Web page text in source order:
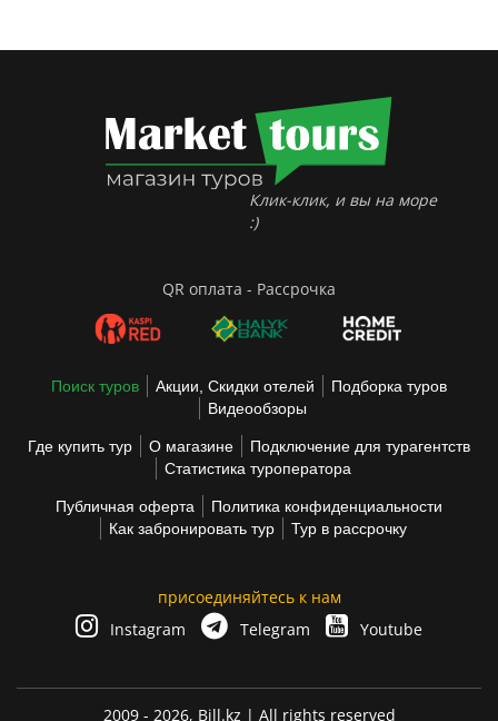
Клик-клик, и вы на море
:)
QR оплата - Рассрочка
Поиск туров Акции, Скидки отелей
Подборка туров
Видеообзоры
Где купить тур О магазине
Подключение для турагентств
Статистика туроператора
Публичная оферта
Политика конфиденциальности
Как забронировать тур
Тур в рассрочку
присоединяйтесь к нам
Instagram
Telegram Youtube
2009 - 2026, Bill.kz | All rights reserved